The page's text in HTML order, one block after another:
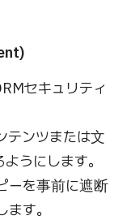
セキュリティ
テンツまたは文
うにします。
ーを事前に遮断
す。